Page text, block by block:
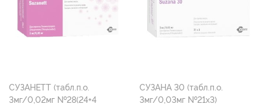
СУЗАНЕТТ (табл.п.о.
3мг/0,02мг №28(24+4
СУЗАНА 30 (табл.п.о.
3мг/0,03мг №21х3)